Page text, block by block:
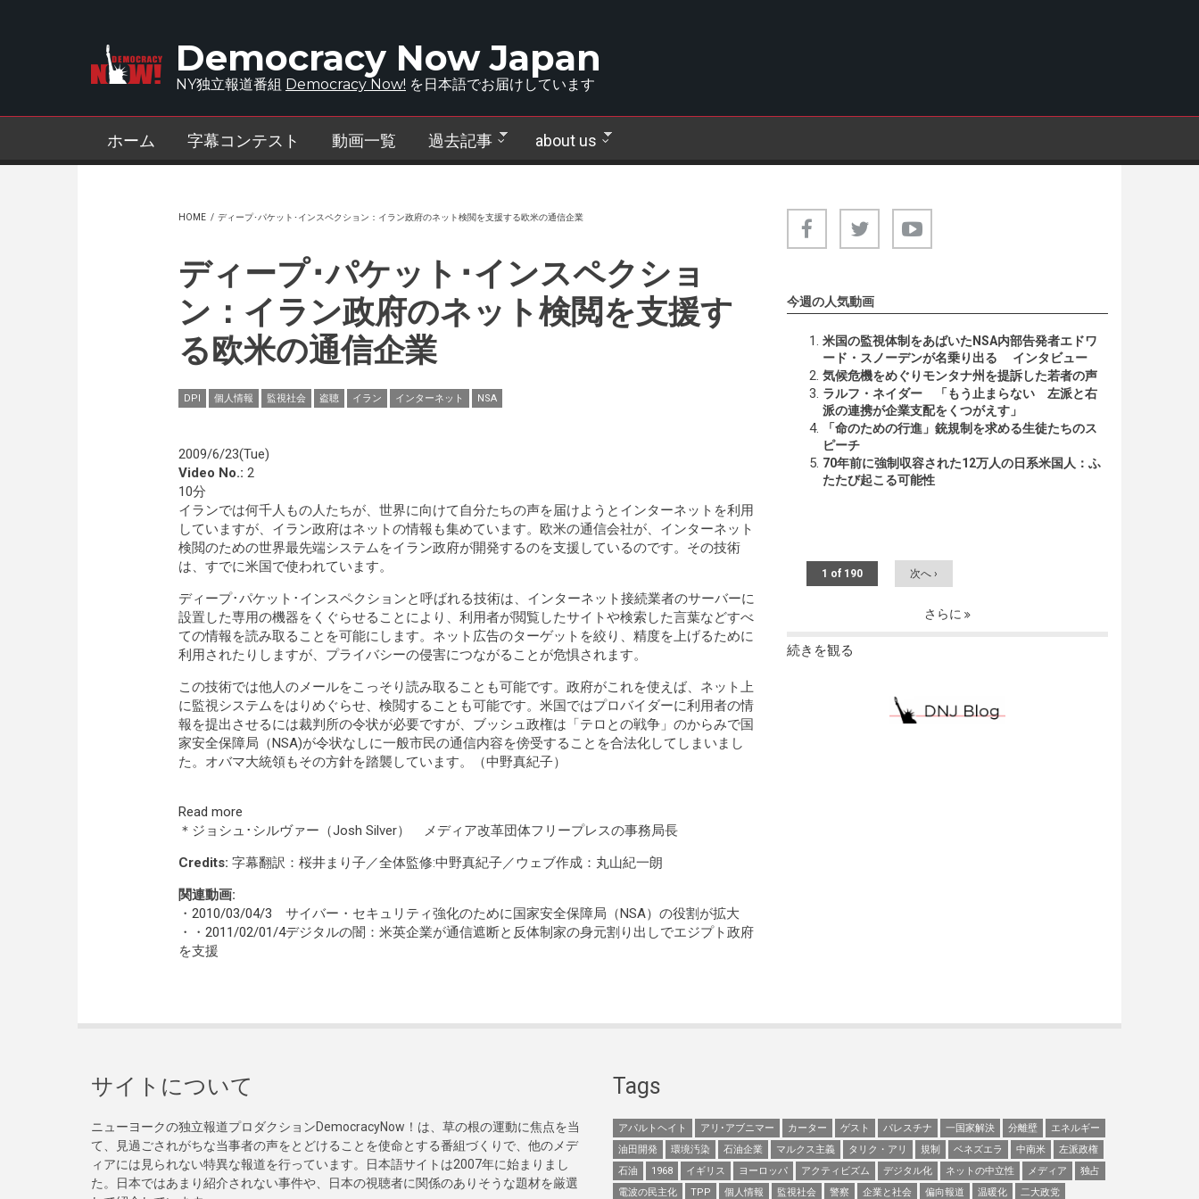
Democracy Now Japan
NY独立報道番組 Democracy Now! を日本語でお届けしています
ホーム 字幕コンテスト 動画一覧 過去記事 about us
HOME / ディープ･パケット･インスペクション：イラン政府のネット検閲を支援する欧米の通信企業
ディープ･パケット･インスペクショ
ン：イラン政府のネット検閲を支援す
る欧米の通信企業
DPI 個人情報 監視社会 盗聴 イラン インターネット NSA
2009/6/23(Tue)
Video No.: 2
10分
イランでは何千人もの人たちが、世界に向けて自分たちの声を届けようとインターネットを利用
していますが、イラン政府はネットの情報も集めています。欧米の通信会社が、インターネット
検閲のための世界最先端システムをイラン政府が開発するのを支援しているのです。その技術
は、すでに米国で使われています。
ディープ･パケット･インスペクションと呼ばれる技術は、インターネット接続業者のサーバーに
設置した専用の機器をくぐらせることにより、利用者が閲覧したサイトや検索した言葉などすべ
ての情報を読み取ることを可能にします。ネット広告のターゲットを絞り、精度を上げるために
利用されたりしますが、プライバシーの侵害につながることが危惧されます。
この技術では他人のメールをこっそり読み取ることも可能です。政府がこれを使えば、ネット上
に監視システムをはりめぐらせ、検閲することも可能です。米国ではプロバイダーに利用者の情
報を提出させるには裁判所の令状が必要ですが、ブッシュ政権は「テロとの戦争」のからみで国
家安全保障局（NSA)が令状なしに一般市民の通信内容を傍受することを合法化してしまいまし
た。オバマ大統領もその方針を踏襲しています。（中野真紀子）
Read more
＊ジョシュ･シルヴァー（Josh Silver） メディア改革団体フリープレスの事務局長
Credits: 字幕翻訳：桜井まり子／全体監修:中野真紀子／ウェブ作成：丸山紀一朗
関連動画:
・ 2010/03/04/3 サイバー・セキュリティ強化のために国家安全保障局（NSA）の役割が拡大
・・ 2011/02/01/4デジタルの闇：米英企業が通信遮断と反体制家の身元割り出しでエジプト政府
を支援
今週の人気動画
米国の監視体制をあばいたNSA内部告発者エドワ
ード・スノーデンが名乗り出る インタビュー
気候危機をめぐりモンタナ州を提訴した若者の声
ラルフ・ネイダー 「もう止まらない 左派と右
派の連携が企業支配をくつがえす」
「命のための行進」銃規制を求める生徒たちのス
ピーチ
70年前に強制収容された12万人の日系米国人：ふ
たたび起こる可能性
1 of 190 次へ ›
さらに
続きを観る
サイトについて
ニューヨークの独立報道プロダクションDemocracyNow！は、草の根の運動に焦点を当
て、見過ごされがちな当事者の声をとどけることを使命とする番組づくりで、他のメデ
ィアには見られない特異な報道を行っています。日本語サイトは2007年に始まりまし
た。日本ではあまり紹介されない事件や、日本の視聴者に関係のありそうな題材を厳選
Tags
アパルトヘイト アリ･アブニマー カーター ゲスト パレスチナ 一国家解決 分離壁
エネルギー
油田開発
環境汚染 石油企業 マルクス主義 タリク・アリ 規制 ベネズエラ 中南米
左派政権
石油
1968 イギリス ヨーロッパ アクティビズム デジタル化 ネットの中立性 メディア
独占
電波の民主化
TPP 個人情報 監視社会 警察 企業と社会 偏向報道 温暖化 二大政党